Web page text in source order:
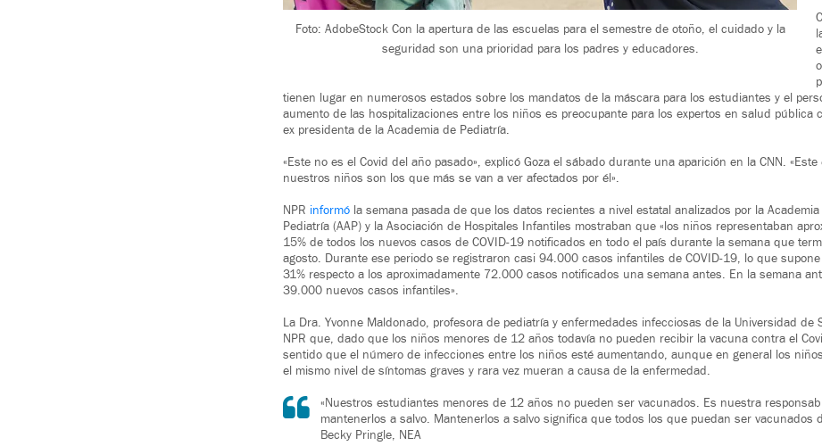
Foto: AdobeStock Con la apertura de las escuelas para el semestre de otoño, el cuidado y la
seguridad son una prioridad para los padres y educadores.
tienen lugar en numerosos estados sobre los mandatos de la máscara para los estudiantes y el
aumento de las hospitalizaciones entre los niños es preocupante para los expertos en salud pública
ex presidenta de la Academia de Pediatría.
«Este no es el Covid del año pasado», explicó Goza el sábado durante una aparición en la CNN. «Este
nuestros niños son los que más se van a ver afectados por él».
NPR informó la semana pasada de que los datos recientes a nivel estatal analizados por la
Pediatría (AAP) y la Asociación de Hospitales Infantiles mostraban que «los niños representaban
15% de todos los nuevos casos de COVID-19 notificados en todo el país durante la semana que
agosto. Durante ese periodo se registraron casi 94.000 casos infantiles de COVID-19, lo que
31% respecto a los aproximadamente 72.000 casos notificados una semana antes. En la semana
39.000 nuevos casos infantiles».
La Dra. Yvonne Maldonado, profesora de pediatría y enfermedades infecciosas de la Universidad de
NPR que, dado que los niños menores de 12 años todavía no pueden recibir la vacuna contra el
sentido que el número de infecciones entre los niños esté aumentando, aunque en general los
el mismo nivel de síntomas graves y rara vez mueran a causa de la enfermedad.
«Nuestros estudiantes menores de 12 años no pueden ser vacunados. Es nuestra
mantenerlos a salvo. Mantenerlos a salvo significa que todos los que puedan ser vacunados
Becky Pringle, NEA